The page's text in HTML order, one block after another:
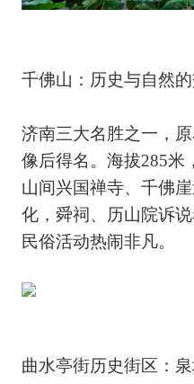
千佛山：历史与自然
济南三大名胜之一，
像后得名。海拔285米
山间兴国禅寺、千佛
化，舜祠、历山院诉
民俗活动热闹非凡。
曲水亭街历史街区：